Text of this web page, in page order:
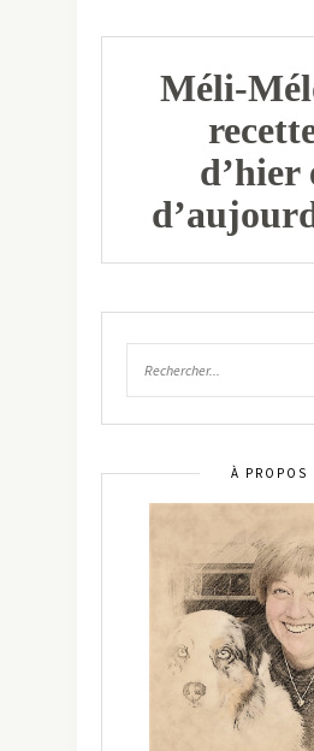
Méli-
d’hier
À PROPOS